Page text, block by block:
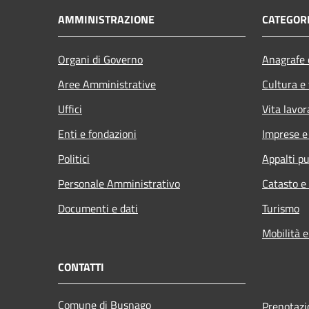
AMMINISTRAZIONE
Organi di Governo
Aree Amministrative
Uffici
Enti e fondazioni
Politici
Personale Amministrativo
Documenti e dati
Cultura
Vita
Imprese
Appalti
Catasto
Turismo
Mobilità
CONTATTI
Comune di Busnago